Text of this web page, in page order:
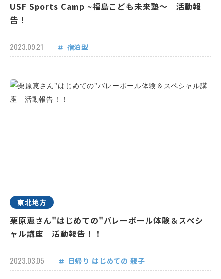
USF Sports Camp ~福島こども未来塾～ 活動報
告！
2023.09.21 宿泊型
東北地方
栗原恵さん"はじめての"バレーボール体験＆スペシ
ャル講座 活動報告！！
2023.03.05 日帰り はじめての 親子